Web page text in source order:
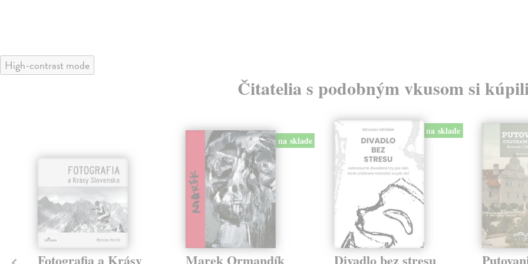
High-contrast mode
Čitatelia s podobným vkusom si
na sklade
na sklade